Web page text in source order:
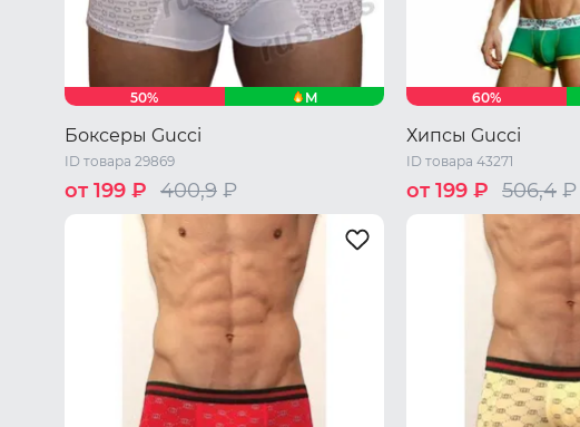
50% M
Боксеры Gucci
ID товара 29869
от 199 ₽ 400,9 ₽
46 RU / M 48 RU / L 50 RU / XL
60%
Хипсы Gucci
ID товара 43271
от 199 ₽ 506,4 ₽
46 RU / M 48 RU / L